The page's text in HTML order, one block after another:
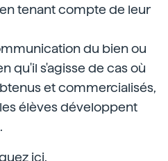
tenant compte de leur
du bien ou
qu'il s'agisse de cas où
et commercialisés,
élèves développent
ici.